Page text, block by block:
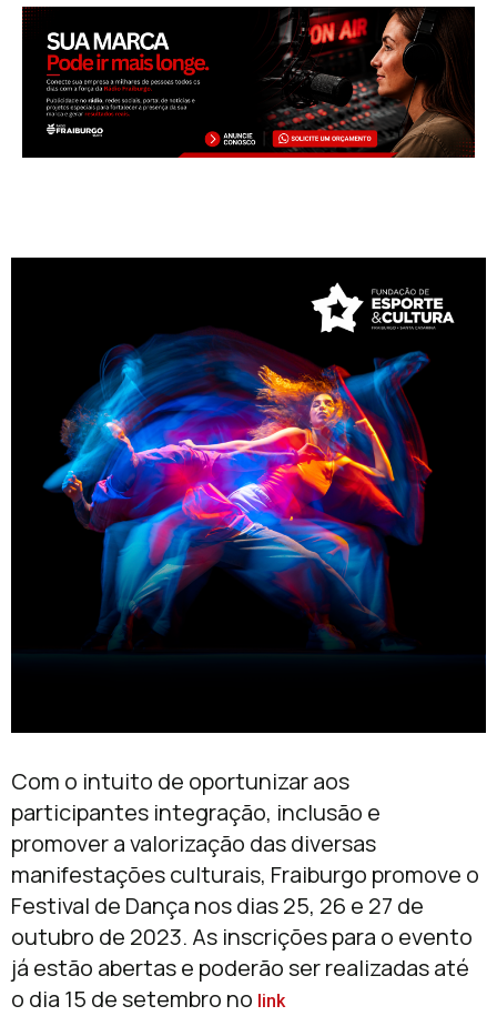
Com o intuito de oportunizar aos
participantes integração, inclusão e
promover a valorização das diversas
manifestações culturais, Fraiburgo promove o
Festival de Dança nos dias 25, 26 e 27 de
outubro de 2023. As inscrições para o evento
já estão abertas e poderão ser realizadas até
o dia 15 de setembro no link